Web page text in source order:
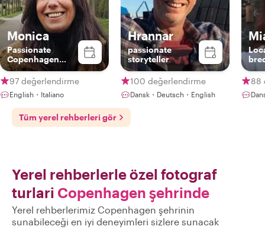
Monica
Passionate
Copenhagen
Guide – Discover
Food, Art &
Nature with a
Local
97 değerlendirme
English・Italiano
Hrannar
passionate
storyteller
100 değerlendirme
Dansk・Deutsch・English
88
Tüm yerel rehberleri gör
Yerel rehberlerle özel fotograf
turlari Copenhagen şehrinde
Yerel rehberlerimiz Copenhagen şehrinin
sunabileceği en iyi deneyimleri sizlere sunacak